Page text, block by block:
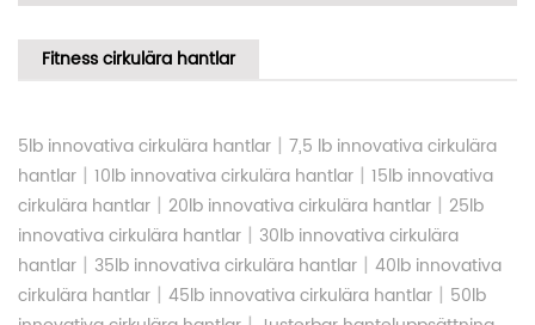
Fitness cirkulära hantlar
5lb innovativa cirkulära hantlar | 7,5 lb innovativa cirkulära
hantlar | 10lb innovativa cirkulära hantlar | 15lb innovativa
cirkulära hantlar | 20lb innovativa cirkulära hantlar | 25lb
innovativa cirkulära hantlar | 30lb innovativa cirkulära
hantlar | 35lb innovativa cirkulära hantlar | 40lb innovativa
cirkulära hantlar | 45lb innovativa cirkulära hantlar | 50lb